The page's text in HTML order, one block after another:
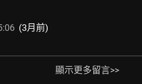
(3月前)
顯示更多留言>>